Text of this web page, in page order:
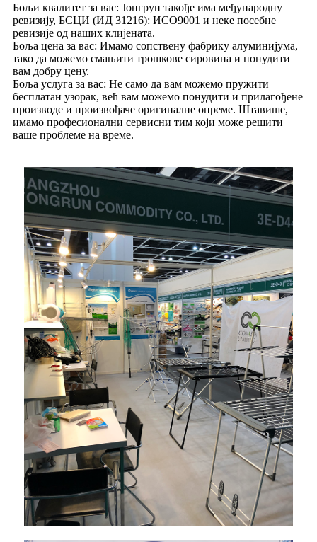
Бољи квалитет за вас: Јонгрун такође има међународну
ревизију, БСЦИ (ИД 31216): ИСО9001 и неке посебне
ревизије од наших клијената.
Боља цена за вас: Имамо сопствену фабрику алуминијума,
тако да можемо смањити трошкове сировина и понудити
вам добру цену.
Боља услуга за вас: Не само да вам можемо пружити
бесплатан узорак, већ вам можемо понудити и прилагођене
производе и произвођаче оригиналне опреме. Штавише,
имамо професионални сервисни тим који може решити
ваше проблеме на време.